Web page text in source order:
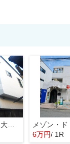
Ｓｈａｒｅｌｌｅ大森Ⅱ
メゾン・
6万円/ 1R